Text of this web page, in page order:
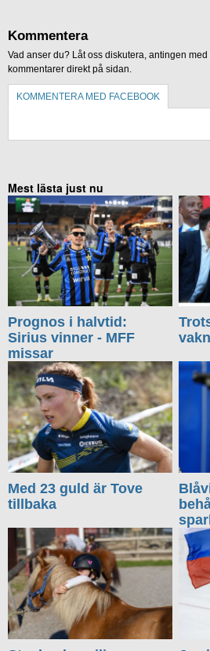
Kommentera
Vad anser du? Låt oss diskutera, antingen
kommentarer direkt på sidan.
KOMMENTERA MED FACEBOOK
Mest lästa just nu
Prognos i halvtid:
Sirius vinner - MFF
missar
Med 23 guld är Tove
tillbaka